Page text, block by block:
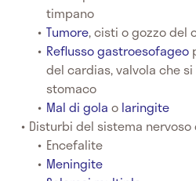
timpano
Tumore, cisti o gozzo del
Reflusso gastroesofageo
del cardias, valvola che
stomaco
Mal di gola o laringite
Disturbi del sistema
Encefalite
Meningite